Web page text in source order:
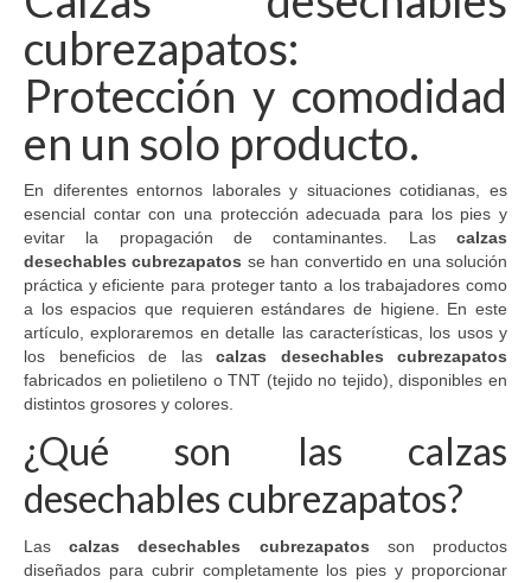
Las
opciones
se
pueden
elegir
en
la
página
de
producto
cubrezapatos:
Protección y comodidad
en un solo producto.
En diferentes entornos laborales y situaciones cotidianas, es
esencial contar con una protección adecuada para los pies y
evitar la propagación de contaminantes. Las calzas
desechables cubrezapatos se han convertido en una solución
práctica y eficiente para proteger tanto a los trabajadores como
a los espacios que requieren estándares de higiene. En este
artículo, exploraremos en detalle las características, los usos y
los beneficios de las calzas desechables cubrezapatos
fabricados en polietileno o TNT (tejido no tejido), disponibles en
distintos grosores y colores.
¿Qué son las calzas
desechables cubrezapatos?
Lascalzas desechables cubrezapatos son productos
diseñados para cubrir completamente los pies y proporcionar